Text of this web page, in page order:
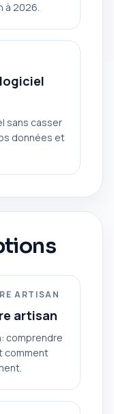
à 2026.
sans casser
données et
ARTISAN
artisan
comprendre
comment